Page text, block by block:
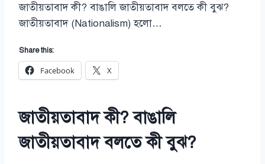
জাতীয়তাবাদ কী? বাঙালি জাতীয়তাবাদ বলতে কী বুঝ?
জাতীয়তাবাদ (Nationalism) হলো…
Share this:
Facebook X
জাতীয়তাবাদ কী? বাঙালি
জাতীয়তাবাদ বলতে কী বুঝ?